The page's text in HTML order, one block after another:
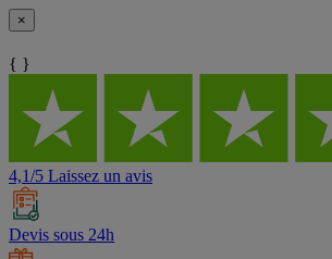
×
{ }
4,1/5 Laissez un avis
Devis sous 24h